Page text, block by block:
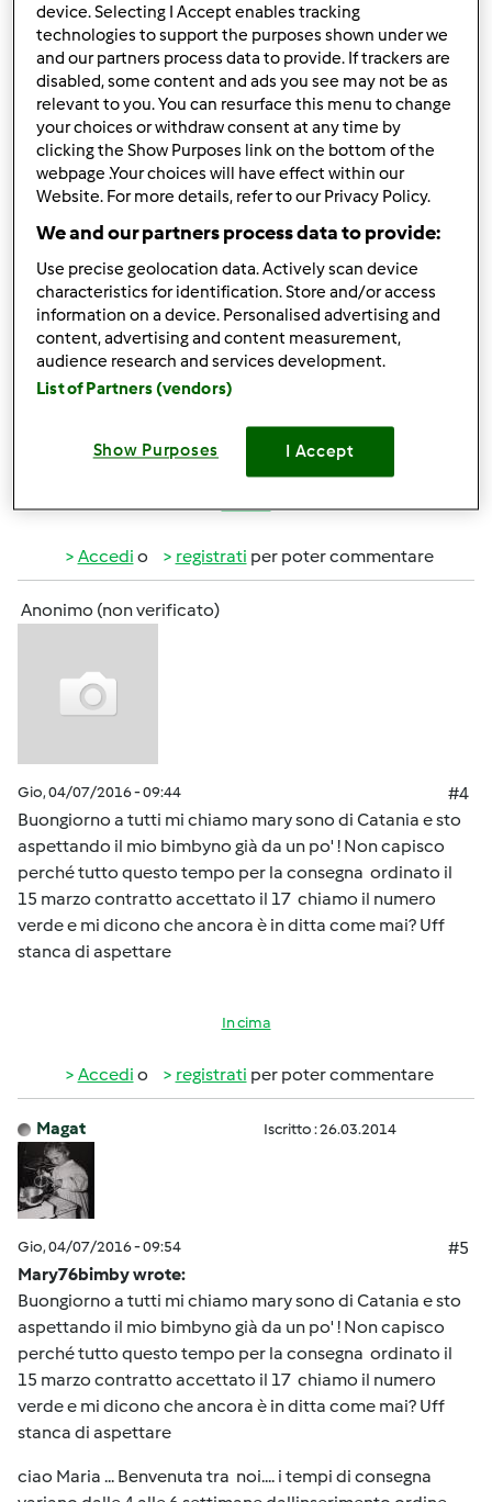
a presto!!!
In cima
Accedio registratiper poter commentare
Anonimo (non verificato)
Mer, 04/06/2016 - 17:02
In cima
Accedi o registrati per poter commentare
Anonimo (non verificato)
Gio, 04/07/2016 - 09:44
#4
Buongiorno a tutti mi chiamo mary sono di Catania e sto
aspettando il mio bimbyno già da un po' ! Non capisco
perché tutto questo tempo per la consegna ordinato il
15 marzo contratto accettato il 17 chiamo il numero
verde e mi dicono che ancora è in ditta come mai? Uff
stanca di aspettare
In cima
Accedi o registrati per poter commentare
Magat Iscritto : 26.03.2014
Gio, 04/07/2016 - 09:54
#5
Mary76bimby wrote:
Buongiorno a tutti mi chiamo mary sono di Catania e sto
aspettando il mio bimbyno già da un po' ! Non capisco
perché tutto questo tempo per la consegna ordinato il
15 marzo contratto accettato il 17 chiamo il numero
verde e mi dicono che ancora è in ditta come mai? Uff
stanca di aspettare
ciao Maria ... Benvenuta tra noi.... i tempi di consegna
device. Selecting I Accept enables tracking
technologies to support the purposes shown under we
and our partners process data to provide. If trackers are
disabled, some content and ads you see may not be as
relevant to you. You can resurface this menu to change
your choices or withdraw consent at any time by
clicking the Show Purposes link on the bottom of the
webpage .Your choices will have effect within our
Website. For more details, refer to our Privacy Policy.
We and our partners process data to provide:
Use precise geolocation data. Actively scan device
characteristics for identification. Store and/or access
information on a device. Personalised advertising and
content, advertising and content measurement,
audience research and services development.
List of Partners (vendors)
Show Purposes I Accept